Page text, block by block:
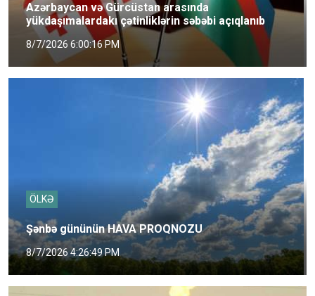
Azərbaycan və Gürcüstan arasında
yükdaşımalardakı çətinliklərin səbəbi açıqlanıb
8/7/2026 6:00:16 PM
ÖLKƏ
Şənbə gününün HAVA PROQNOZU
8/7/2026 4:26:49 PM